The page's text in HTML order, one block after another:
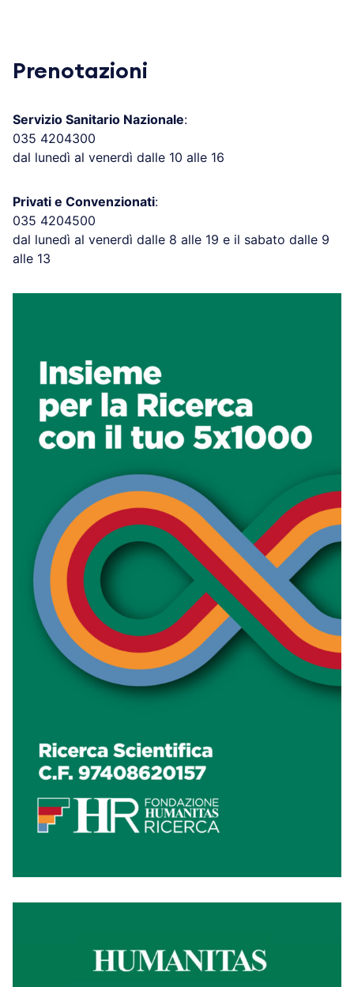
Prenotazioni
Servizio Sanitario Nazionale:
035 4204300
dal lunedì al venerdì dalle 10 alle 16
Privati e Convenzionati:
035 4204500
dal lunedì al venerdì dalle 8 alle 19 e il sabato dalle 9
alle 13